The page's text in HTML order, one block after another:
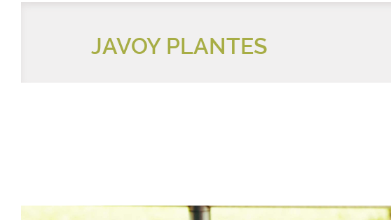
JAVOY PLANTES